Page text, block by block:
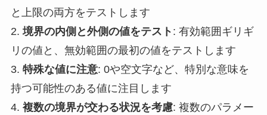
と上限の両方をテストします
2. 境界の内側と外側の値をテスト : 有効範囲ギリギ
リの値と、無効範囲の最初の値をテストします
3. 特殊な値に注意: 0や空文字など、特別な意味を
持つ可能性のある値に注目します
4. 複数の境界が交わる状況を考慮: 複数のパラメー